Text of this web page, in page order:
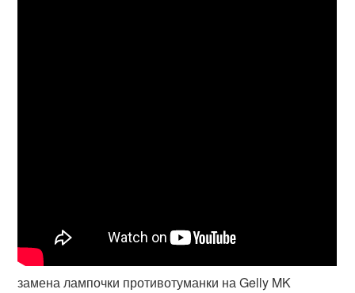
замена лампочки противотуманки на Gelly MK